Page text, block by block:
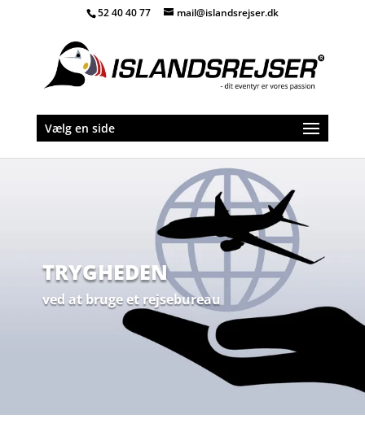
52 40 40 77 mail@islandsrejser.dk
Vælg en side
TRYGHEDEN
ved at bruge et rejsebureau